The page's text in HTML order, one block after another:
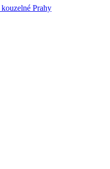
Prahy